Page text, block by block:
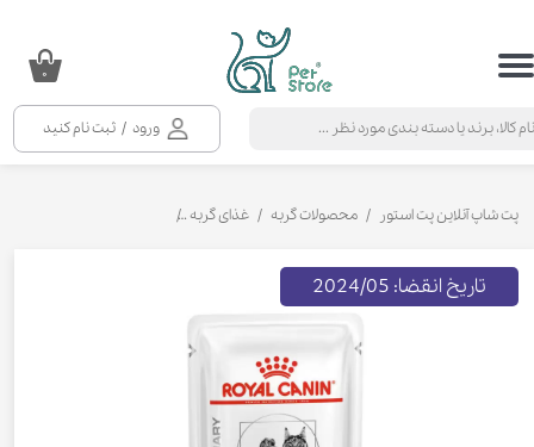
ورود / ثبت نام کنید
حساب کاربری من
خروج از حساب کاربری
۰
پت شاپ آنلاین پت استور محصولات گربه غذای گربه
تاریخ انقضا: 2024/05